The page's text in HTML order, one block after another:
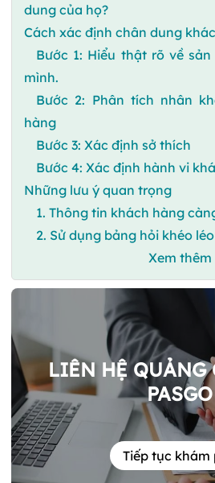
dung của họ?
Cách xác định chân dung
Bước 1: Hiểu thật rõ về
mình.
Bước 2: Phân tích nhân
hàng
Bước 3: Xác định sở thích
Bước 4: Xác định hành vi
Những lưu ý quan trọng
1. Thông tin khách hàng
2. Sử dụng bảng hỏi khéo léo
Xem thêm
LIÊN HỆ QUẢNG
PASGO
Tiếp tục khám